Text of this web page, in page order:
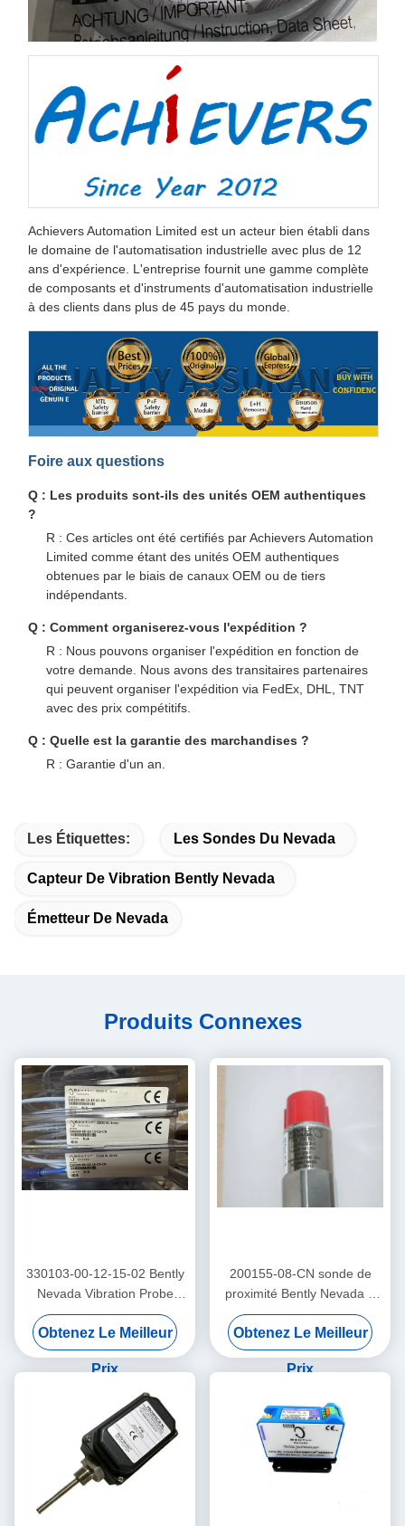
Achievers Automation Limited est un acteur bien établi dans
le domaine de l'automatisation industrielle avec plus de 12
ans d'expérience. L'entreprise fournit une gamme complète
de composants et d'instruments d'automatisation industrielle
à des clients dans plus de 45 pays du monde.
Foire aux questions
Q : Les produits sont-ils des unités OEM authentiques
?
R : Ces articles ont été certifiés par Achievers Automation
Limited comme étant des unités OEM authentiques
obtenues par le biais de canaux OEM ou de tiers
indépendants.
Q : Comment organiserez-vous l'expédition ?
R : Nous pouvons organiser l'expédition en fonction de
votre demande. Nous avons des transitaires partenaires
qui peuvent organiser l'expédition via FedEx, DHL, TNT
avec des prix compétitifs.
Q : Quelle est la garantie des marchandises ?
R : Garantie d'un an.
Les Étiquettes: Les Sondes Du Nevada
Capteur De Vibration Bently Nevada
Émetteur De Nevada
Produits Connexes
330103-00-12-15-02 Bently
Nevada Vibration Probe
3300 Xl Proximité du capteur
Obtenez Le Meilleur
Prix
200155-08-CN sonde de
proximité Bently Nevada à
basse fréquence
Trendmaster Pro
accéléromètre
Obtenez Le Meilleur
Prix